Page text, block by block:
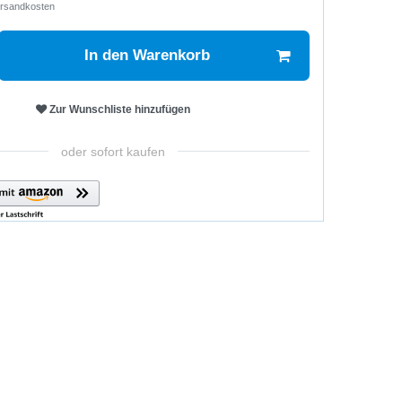
In den Warenkorb
Zur Wunschliste hinzufügen
oder sofort kaufen